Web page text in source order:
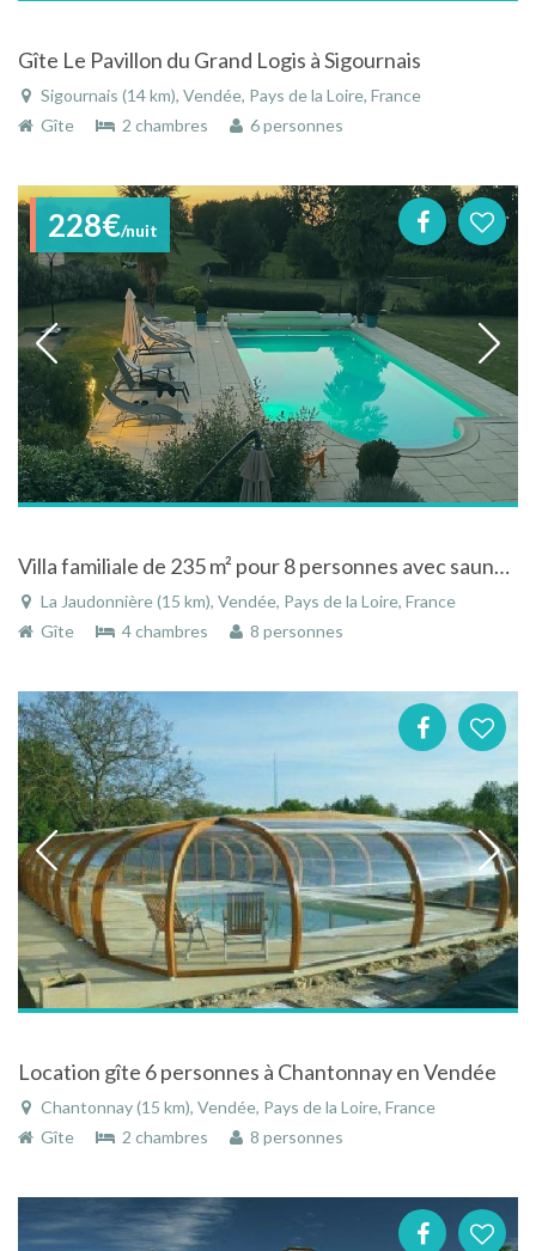
Gîte Le Pavillon du Grand Logis à Sigournais
Sigournais (14 km), Vendée, Pays de la Loire, France
Gîte
2 chambres 6 personnes
228€/nuit
Villa familiale de 235 m² pour 8 personnes avec sauna et piscine privée chauffée à 25 min. du PUY DU FOU et 1h00 de L' ILE DE RE
La Jaudonnière (15 km), Vendée, Pays de la Loire, France
Gîte
4 chambres 8 personnes
Location gîte 6 personnes à Chantonnay en Vendée
Chantonnay (15 km), Vendée, Pays de la Loire, France
Gîte
2 chambres 8 personnes